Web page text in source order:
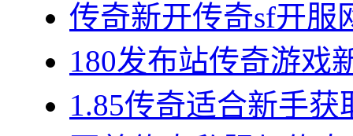
传奇新开传奇sf开服
180发布站传奇游戏
1.85传奇适合新手